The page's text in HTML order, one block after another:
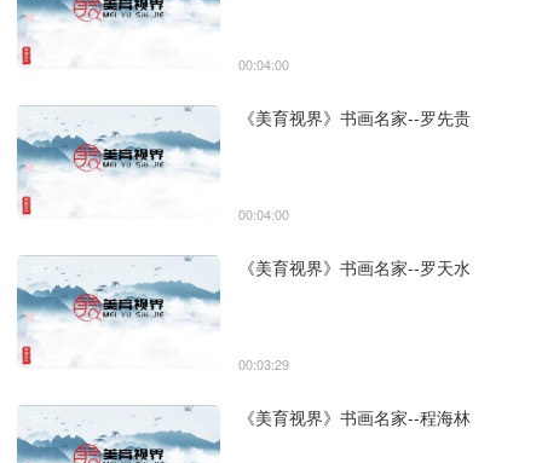
00:04:00
《美育视界》书画名家--罗先贵
00:04:00
《美育视界》书画名家--罗天水
00:03:29
《美育视界》书画名家--程海林